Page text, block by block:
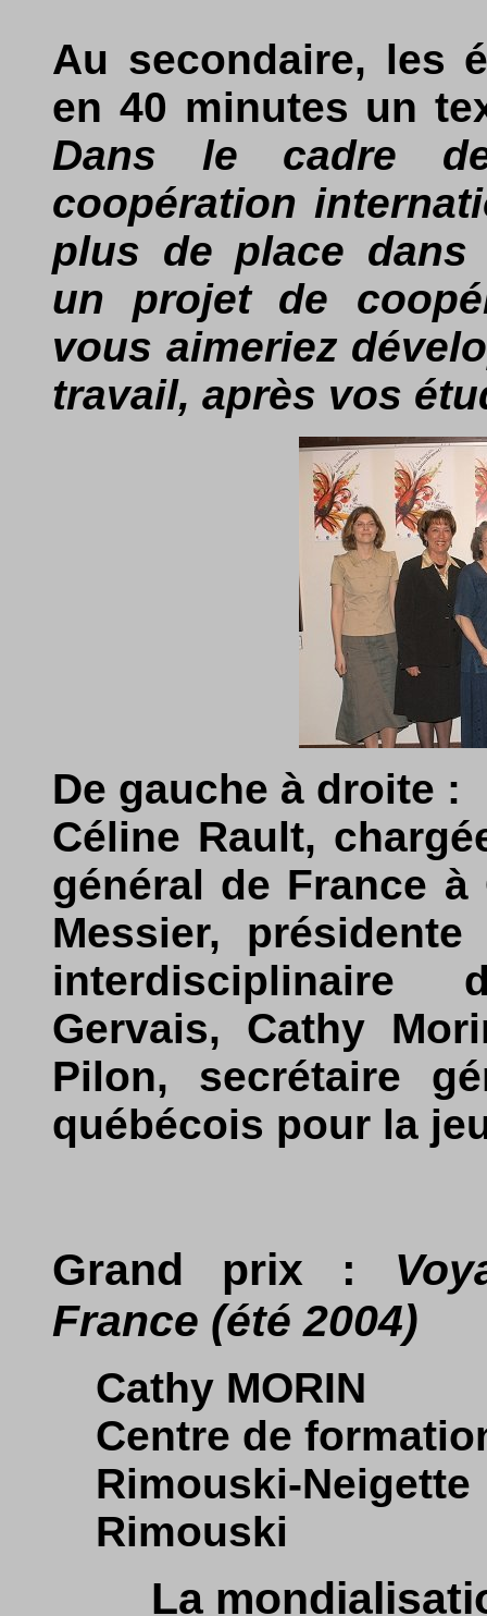
Au secondaire, les
en 40 minutes un
Dans le cadre
coopération
plus de place dans
un projet de
vous aimeriez
travail, après vos
De gauche à droite :
Céline Rault,
général de France à
Messier,
interdisciplinaire
Gervais, Cathy
Pilon, secrétaire
québécois pour la
Grand prix :
France (été 2004)
Cathy MORIN
Centre de
Rimouski-Neigette
Rimouski
La